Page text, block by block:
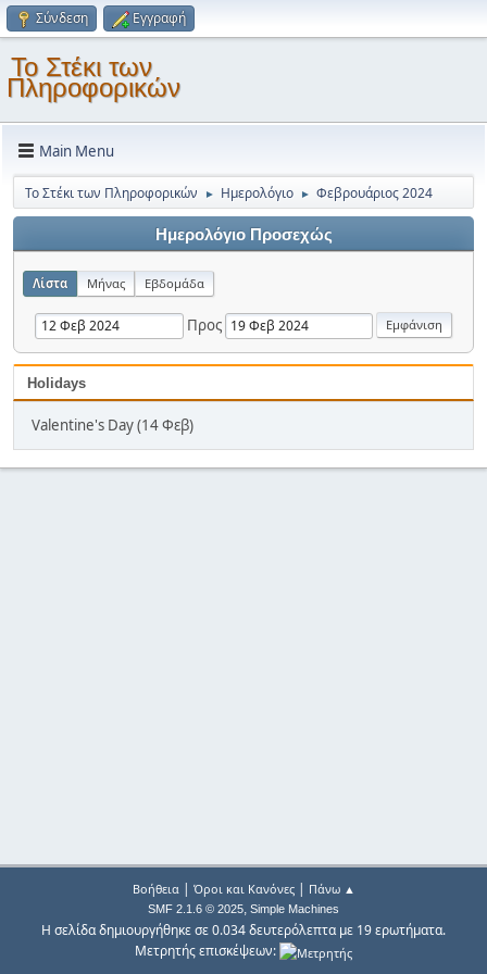
Σύνδεση Εγγραφή
Το Στέκι των
Πληροφορικών
Main Menu
Το Στέκι των Πληροφορικών ► Ημερολόγιο ► Φεβρουάριος 2024
Ημερολόγιο Προσεχώς
Λίστα Μήνας Εβδομάδα
Προς
Holidays
Valentine's Day (14 Φεβ)
Βοήθεια| Όροι και Κανόνες| Πάνω ▲
SMF 2.1.6 © 2025, Simple Machines
Η σελίδα δημιουργήθηκε σε 0.034 δευτερόλεπτα με 19 ερωτήματα.
Μετρητής επισκέψεων: